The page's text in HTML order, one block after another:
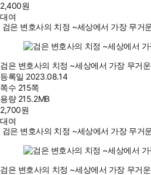
2,400원
대여
검은 변호사의 치정 ~세상에서 가장 무거
검은 변호사의 치정 ~세상에서 가장 무거
등록일 2023.08.14
쪽수 215쪽
용량 215.2MB
2,700원
대여
검은 변호사의 치정 ~세상에서 가장 무거
검은 변호사의 치정 ~세상에서 가장 무거